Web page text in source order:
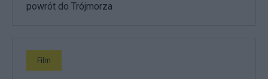
powrót do Trójmorza
Film